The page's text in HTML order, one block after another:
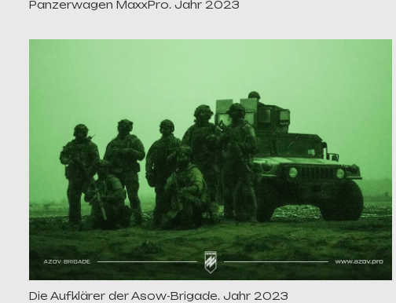
Panzerwagen MaxxPro. Jahr 2023
Die Aufklärer der Asow-Brigade. Jahr 2023